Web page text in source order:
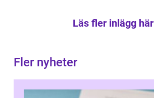
Läs fler inlägg här
Fler nyheter